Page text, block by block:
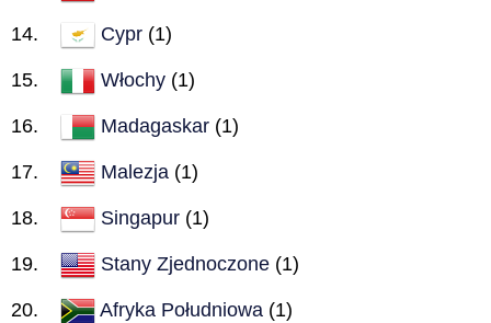
Cypr (1)
Włochy (1)
Madagaskar (1)
Malezja (1)
Singapur (1)
Stany Zjednoczone (1)
Afryka Południowa (1)